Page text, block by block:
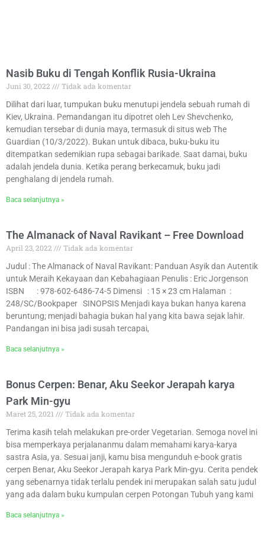
Nasib Buku di Tengah Konflik Rusia-Ukraina
Juni 30, 2022
Tidak ada komentar
Dilihat dari luar, tumpukan buku menutupi jendela sebuah rumah di
Kiev, Ukraina. Pemandangan itu dipotret oleh Lev Shevchenko,
kemudian tersebar di dunia maya, termasuk di situs web The
Guardian (10/3/2022). Bukan untuk dibaca, buku-buku itu
ditempatkan sedemikian rupa sebagai barikade. Saat damai, buku
adalah jendela dunia. Ketika perang berkecamuk, buku jadi
penghalang di jendela rumah.
Baca selanjutnya »
The Almanack of Naval Ravikant – Free Download
April 23, 2022
Tidak ada komentar
Judul : The Almanack of Naval Ravikant: Panduan Asyik dan Autentik
untuk Meraih Kekayaan dan Kebahagiaan Penulis : Eric Jorgenson
ISBN : 978-602-6486-74-5 Dimensi : 15 × 23 cm Halaman :
248/SC/Bookpaper SINOPSIS Menjadi kaya bukan hanya karena
beruntung; menjadi bahagia bukan hal yang kita bawa sejak lahir.
Pandangan ini bisa jadi susah tercapai,
Baca selanjutnya »
Bonus Cerpen: Benar, Aku Seekor Jerapah karya
Park Min-gyu
Maret 25, 2021
Tidak ada komentar
Terima kasih telah melakukan pre-order Vegetarian. Semoga novel ini
bisa memperkaya perjalananmu dalam memahami karya-karya
sastra Asia, ya. Sesuai janji, kamu bisa mengunduh e-book gratis
cerpen Benar, Aku Seekor Jerapah karya Park Min-gyu. Cerita pendek
yang sebenarnya tidak terlalu pendek ini merupakan salah satu judul
yang ada dalam buku kumpulan cerpen Potongan Tubuh yang kami
Baca selanjutnya »